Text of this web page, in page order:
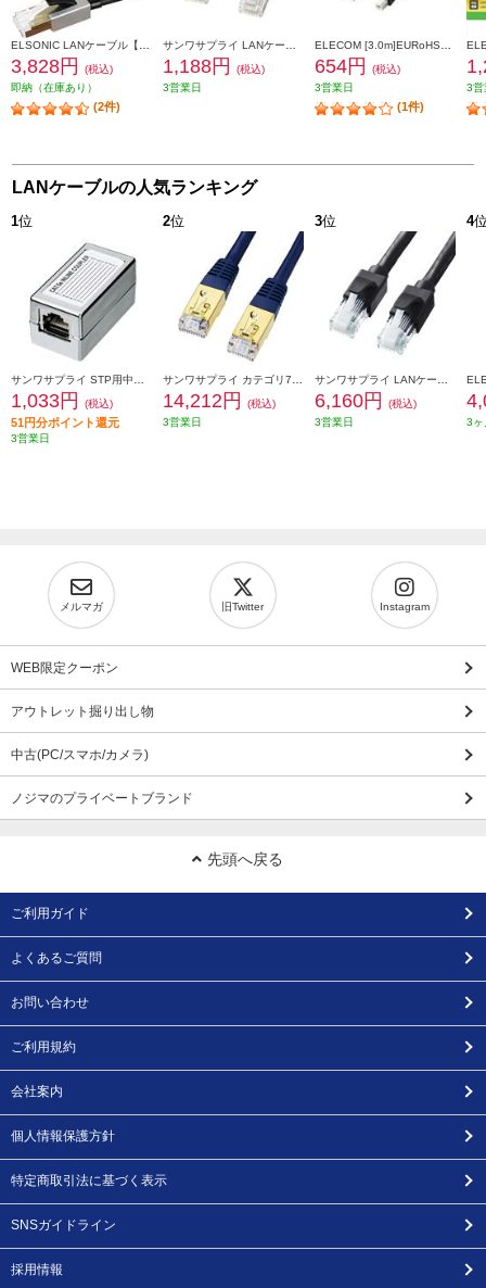
3,828円
(税込)
即納（在庫あり）
(2件)
1,188円
(税込)
3営業日
654円
(税込)
3営業日
(1件)
3営
LANケーブルの人気ランキング
1位
1,033円 (税込)
51円分ポイント還元
3営業日
2位
14,212円
(税込)
3営業日
3位
6,160円
(税込)
3営業日
4
3ヶ
メルマガ 旧Twitter Instagram
WEB限定クーポン
アウトレット掘り出し物
中古(PC/スマホ/カメラ)
ノジマのプライベートブランド
先頭へ戻る
ご利用ガイド
よくあるご質問
お問い合わせ
ご利用規約
会社案内
個人情報保護方針
特定商取引法に基づく表示
SNSガイドライン
採用情報